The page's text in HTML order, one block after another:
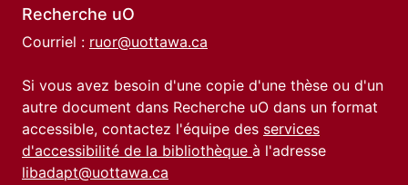
Recherche uO
Courriel : ruor@uottawa.ca
Si vous avez besoin d'une copie d'une thèse ou d'un
autre document dans Recherche uO dans un format
accessible, contactez l'équipe des services
d'accessibilité de la bibliothèque à l'adresse
libadapt@uottawa.ca